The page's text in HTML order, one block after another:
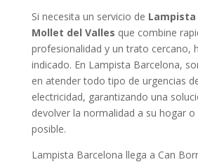
Si necesita un servicio de Lampista
Mollet del Valles que combine
profesionalidad y un trato cercano,
indicado. En Lampista Barcelona,
en atender todo tipo de urgencias
electricidad, garantizando una
devolver la normalidad a su hogar
posible.
Lampista Barcelona llega a Can